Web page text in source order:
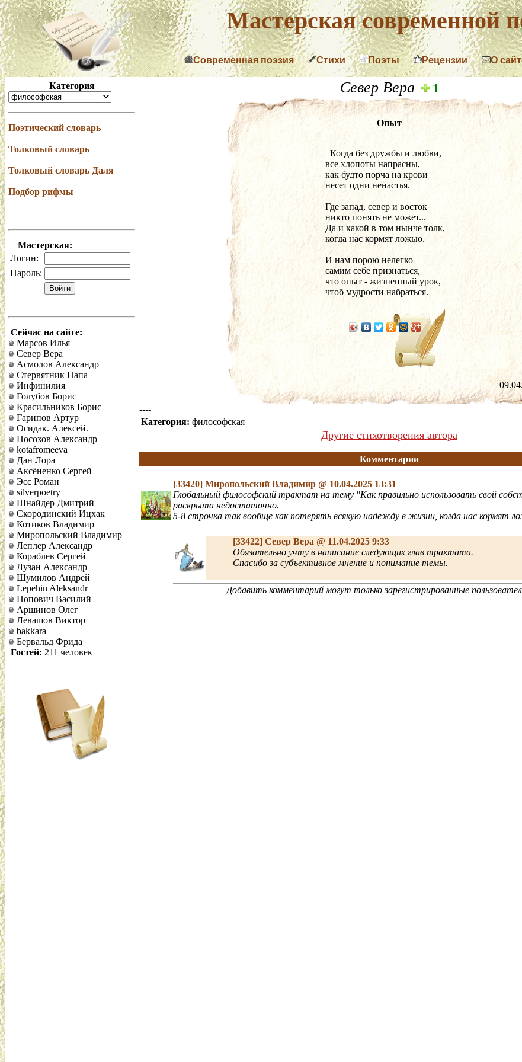
Мастерская современной
Современная поэзия Стихи Поэты Рецензии О
Категория
Поэтический словарь
Толковый словарь
Толковый словарь Даля
Подбор рифмы
Мастерская:
Логин:
Пароль:
Сейчас на сайте:
Марсов Илья
Север Вера
Асмолов Александр
Стервятник Папа
Инфинилия
Голубов Борис
Красильников Борис
Гарипов Артур
Осидак. Алексей.
Посохов Александр
kotafromeeva
Дан Лора
Аксёненко Сергей
Эсс Роман
silverpoetry
Шнайдер Дмитрий
Скородинский Ицхак
Котиков Владимир
Миропольский Владимир
Леплер Александр
Кораблев Сергей
Лузан Александр
Шумилов Андрей
Lepehin Aleksandr
Попович Василий
Аршинов Олег
Левашов Виктор
bakkara
Бервальд Фрида
Гостей: 211 человек
Север Вера 1
Опыт
  Когда без дружбы и любви,
все хлопоты напрасны,
как будто порча на крови
несет одни ненастья.
Где запад, север и восток
никто понять не может...
Да и какой в том нынче толк,
когда нас кормят ложью.
И нам порою нелегко
самим себе признаться,
что опыт - жизненный урок,
чтоб мудрости набраться.
----
Категория: философская
Другие стихотворения автора
Комментарии
[33420] Миропольский Владимир @ 10.04.2025 13:31
Глобальный философский трактат на тему "Как правильно использовать свой
раскрыта недостаточно.
5-8 строчка так вообще как потерять всякую надежду в жизни, когда нас
[33422] Север Вера @ 11.04.2025 9:33
Обязательно учту в написание следующих глав трактата.
Спасибо за субъективное мнение и понимание темы.
Добавить комментарий могут только зарегистрированные